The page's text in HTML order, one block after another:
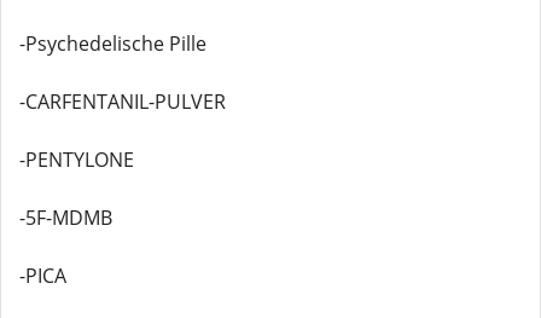
-Psychedelische Pille
-CARFENTANIL-PULVER
-PENTYLONE
-5F-MDMB
-PICA